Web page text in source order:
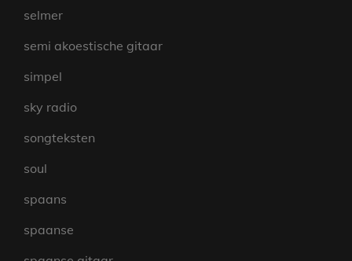
selmer
semi akoestische gitaar
simpel
sky radio
songteksten
soul
spaans
spaanse